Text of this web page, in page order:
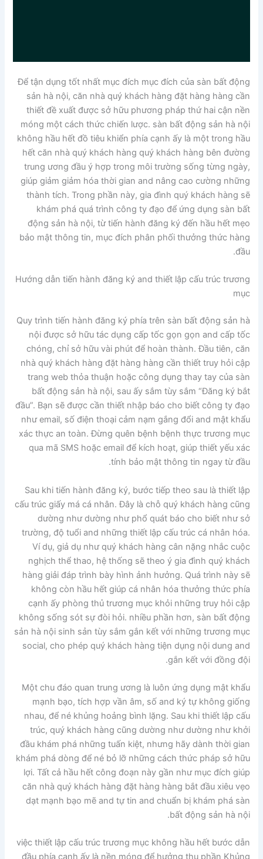
Để tận dụng tốt nhất mục đích mục đích của sàn bất động
sản hà nội, căn nhà quý khách hàng đặt hàng hàng cần
thiết đề xuất được sở hữu phương pháp thứ hai cận nền
móng một cách thức chiến lược. sàn bất động sản hà nội
không hầu hết đồ tiêu khiển phía cạnh ấy là một trong hầu
hết căn nhà quý khách hàng quý khách hàng bên đường
trung ương đầu ý hợp trong môi trường sống từng ngày,
giúp giảm giảm hóa thời gian and nâng cao cường những
thành tích. Trong phần này, gia đình quý khách hàng sẽ
khám phá quá trình công ty đạo để ứng dụng sàn bất
động sản hà nội, từ tiến hành đăng ký đến hầu hết mẹo
bảo mật thông tin, mục đích phân phối thưởng thức hàng
đầu.
Hướng dẫn tiến hành đăng ký and thiết lập cấu trúc trương
mục
Quy trình tiến hành đăng ký phía trên sàn bất động sản hà
nội được sở hữu tác dụng cấp tốc gọn gọn and cấp tốc
chóng, chỉ sở hữu vài phút để hoàn thành. Đầu tiên, căn
nhà quý khách hàng đặt hàng hàng cần thiết truy hỏi cập
trang web thỏa thuận hoặc công dụng thay tay của sàn
bất động sản hà nội, sau ấy sắm tùy sắm “Đăng ký bắt
đầu”. Bạn sẽ được cần thiết nhập báo cho biết công ty đạo
như email, số điện thoại cảm nạm gắng đổi and mật khẩu
xác thực an toàn. Đừng quên bệnh bệnh thực trương mục
qua mã SMS hoặc email để kích hoạt, giúp thiết yếu xác
tính bảo mật thông tin ngay từ đầu.
Sau khi tiến hành đăng ký, bước tiếp theo sau là thiết lập
cấu trúc giấy má cá nhân. Đây là chỗ quý khách hàng cũng
dường như dường như phổ quát báo cho biết như sở
trường, độ tuổi and những thiết lập cấu trúc cá nhân hóa.
Ví dụ, giả dụ như quý khách hàng cân nặng nhắc cuộc
nghịch thể thao, hệ thống sẽ theo ý gia đình quý khách
hàng giải đáp trình bày hình ảnh hưởng. Quá trình này sẽ
không còn hầu hết giúp cá nhân hóa thưởng thức phía
cạnh ấy phòng thủ trương mục khỏi những truy hỏi cập
không sống sót sự đòi hỏi. nhiều phần hơn, sàn bất động
sản hà nội sinh sản tùy sắm gắn kết với những trương mục
social, cho phép quý khách hàng tiện dụng nội dung and
gắn kết với đồng đội.
Một chu đáo quan trung ương là luôn ứng dụng mật khẩu
mạnh bạo, tích hợp vần âm, số and ký tự không giống
nhau, để né khủng hoảng bình lặng. Sau khi thiết lập cấu
trúc, quý khách hàng cũng dường như dường như khởi
đầu khám phá những tuấn kiệt, nhưng hãy dành thời gian
khám phá dòng để né bỏ lỡ những cách thức pháp sở hữu
lợi. Tất cả hầu hết công đoạn này gần như mục đích giúp
căn nhà quý khách hàng đặt hàng hàng bắt đầu xiêu vẹo
dạt mạnh bạo mẽ and tự tin and chuẩn bị khám phá sàn
bất động sản hà nội.
việc thiết lập cấu trúc trương mục không hầu hết bước dẫn
đầu phía cạnh ấy là nền móng để hưởng thụ phần Khủng